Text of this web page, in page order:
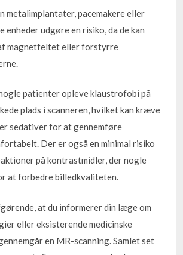
metalimplantater, pacemakere eller
enheder udgøre en risiko, da de kan
magnetfeltet eller forstyrre
patienter opleve klaustrofobi på
plads i scanneren, hvilket kan kræve
sedativer for at gennemføre
Der er også en minimal risiko
på kontrastmidler, der nogle
at forbedre billedkvaliteten.
at du informerer din læge om
eller eksisterende medicinske
en MR-scanning. Samlet set